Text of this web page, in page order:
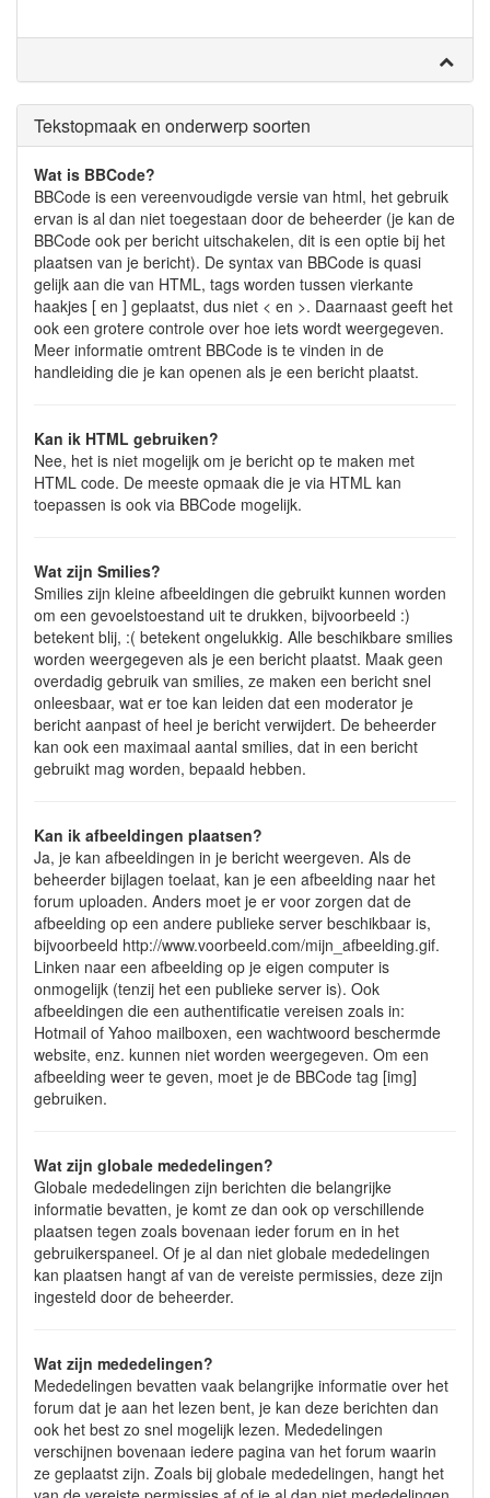
Tekstopmaak en onderwerp soorten
Wat is BBCode?
BBCode is een vereenvoudigde versie van html, het gebruik
ervan is al dan niet toegestaan door de beheerder (je kan de
BBCode ook per bericht uitschakelen, dit is een optie bij het
plaatsen van je bericht). De syntax van BBCode is quasi
gelijk aan die van HTML, tags worden tussen vierkante
haakjes [ en ] geplaatst, dus niet < en >. Daarnaast geeft het
ook een grotere controle over hoe iets wordt weergegeven.
Meer informatie omtrent BBCode is te vinden in de
handleiding die je kan openen als je een bericht plaatst.
Kan ik HTML gebruiken?
Nee, het is niet mogelijk om je bericht op te maken met
HTML code. De meeste opmaak die je via HTML kan
toepassen is ook via BBCode mogelijk.
Wat zijn Smilies?
Smilies zijn kleine afbeeldingen die gebruikt kunnen worden
om een gevoelstoestand uit te drukken, bijvoorbeeld :)
betekent blij, :( betekent ongelukkig. Alle beschikbare smilies
worden weergegeven als je een bericht plaatst. Maak geen
overdadig gebruik van smilies, ze maken een bericht snel
onleesbaar, wat er toe kan leiden dat een moderator je
bericht aanpast of heel je bericht verwijdert. De beheerder
kan ook een maximaal aantal smilies, dat in een bericht
gebruikt mag worden, bepaald hebben.
Kan ik afbeeldingen plaatsen?
Ja, je kan afbeeldingen in je bericht weergeven. Als de
beheerder bijlagen toelaat, kan je een afbeelding naar het
forum uploaden. Anders moet je er voor zorgen dat de
afbeelding op een andere publieke server beschikbaar is,
bijvoorbeeld http://www.voorbeeld.com/mijn_afbeelding.gif.
Linken naar een afbeelding op je eigen computer is
onmogelijk (tenzij het een publieke server is). Ook
afbeeldingen die een authentificatie vereisen zoals in:
Hotmail of Yahoo mailboxen, een wachtwoord beschermde
website, enz. kunnen niet worden weergegeven. Om een
afbeelding weer te geven, moet je de BBCode tag [img]
gebruiken.
Wat zijn globale mededelingen?
Globale mededelingen zijn berichten die belangrijke
informatie bevatten, je komt ze dan ook op verschillende
plaatsen tegen zoals bovenaan ieder forum en in het
gebruikerspaneel. Of je al dan niet globale mededelingen
kan plaatsen hangt af van de vereiste permissies, deze zijn
ingesteld door de beheerder.
Wat zijn mededelingen?
Mededelingen bevatten vaak belangrijke informatie over het
forum dat je aan het lezen bent, je kan deze berichten dan
ook het best zo snel mogelijk lezen. Mededelingen
verschijnen bovenaan iedere pagina van het forum waarin
ze geplaatst zijn. Zoals bij globale mededelingen, hangt het